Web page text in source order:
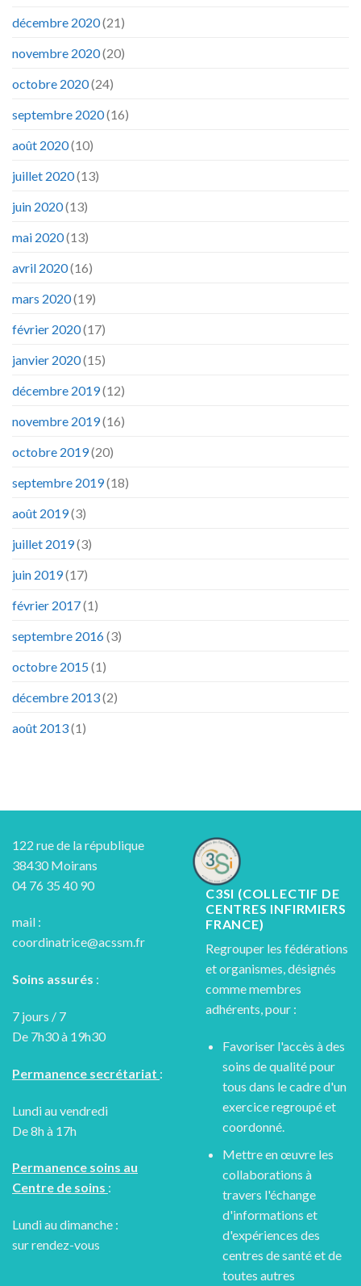
décembre 2020(21)
novembre 2020(20)
octobre 2020(24)
septembre 2020(16)
août 2020(10)
juillet 2020(13)
juin 2020(13)
mai 2020(13)
avril 2020(16)
mars 2020(19)
février 2020(17)
janvier 2020(15)
décembre 2019(12)
novembre 2019(16)
octobre 2019(20)
septembre 2019(18)
août 2019(3)
juillet 2019(3)
juin 2019(17)
février 2017(1)
septembre 2016(3)
octobre 2015(1)
décembre 2013(2)
août 2013(1)
122 rue de la république
38430 Moirans
04 76 35 40 90
mail :
coordinatrice@acssm.fr
Soins assurés :
7 jours / 7
De 7h30 à 19h30
Permanence secrétariat :
Lundi au vendredi
De 8h à 17h
Permanence soins au
Centre de soins :
Lundi au dimanche :
sur rendez-vous
C3SI (COLLECTIF DE
CENTRES INFIRMIERS
FRANCE)
Regrouper les fédérations
et organismes, désignés
comme membres
adhérents, pour :
Favoriser l'accès à des
soins de qualité pour
tous dans le cadre d'un
exercice regroupé et
coordonné.
Mettre en œuvre les
collaborations à
travers l'échange
d'informations et
d'expériences des
centres de santé et de
toutes autres